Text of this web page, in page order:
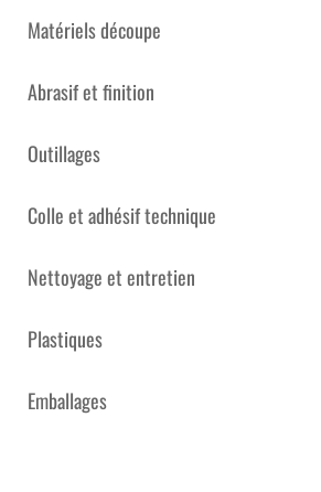
Matériels découpe
Abrasif et finition
Outillages
Colle et adhésif technique
Nettoyage et entretien
Plastiques
Emballages
PLAQUE
35KG/M3
2500
1200
X
Étiquettes :Univers de la maison
Univers du composite
UGS :
SAN0001539
technique,Mousses rigides
TÉLÉCHARGEMENT DE
FICHIER PDF